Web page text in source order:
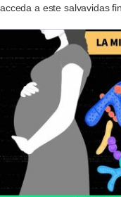
acceda a este salvavidas